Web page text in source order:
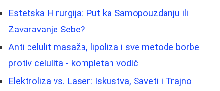
Estetska Hirurgija: Put ka Samopouzdanju ili
Zavaravanje Sebe?
Anti celulit masaža, lipoliza i sve metode borbe
protiv celulita - kompletan vodič
Elektroliza vs. Laser: Iskustva, Saveti i Trajno